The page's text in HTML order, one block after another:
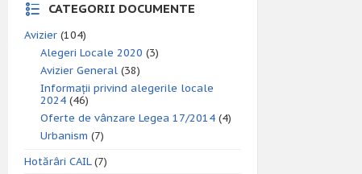
CATEGORII DOCUMENTE
Avizier (104)
Alegeri Locale 2020 (3)
Avizier General (38)
Informații privind alegerile locale
2024 (46)
Oferte de vânzare Legea 17/2014 (4)
Urbanism (7)
Hotărâri CAIL(7)